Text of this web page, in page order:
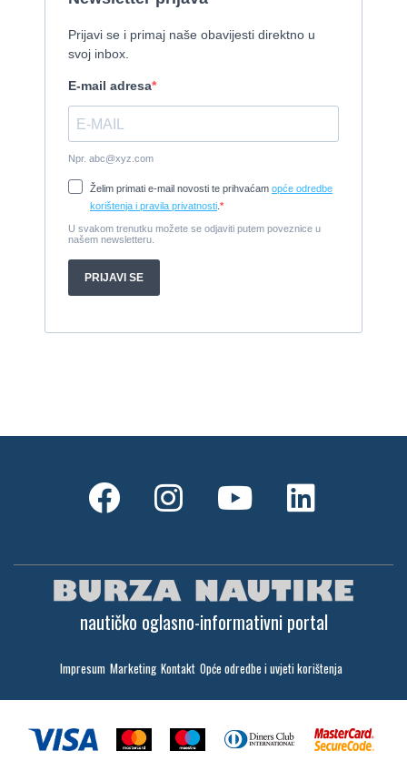
nautičko oglasno-informativni portal
Impresum Marketing Kontakt Opće odredbe i uvjeti korištenja